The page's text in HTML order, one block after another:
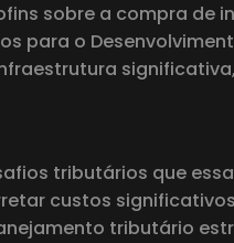
sobre a compra de
para o
tributários que
custos
tributário